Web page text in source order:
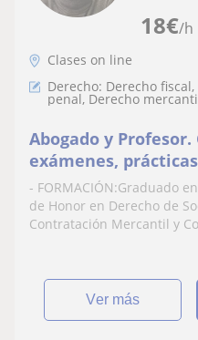
18€/h
Clases on line
Derecho: Derecho
penal, Derecho
Abogado y
exámenes, prácticas
Opositores
- FORMACIÓN:Graduado
de Honor en Derecho de
Contratación Mercantil y
ver más